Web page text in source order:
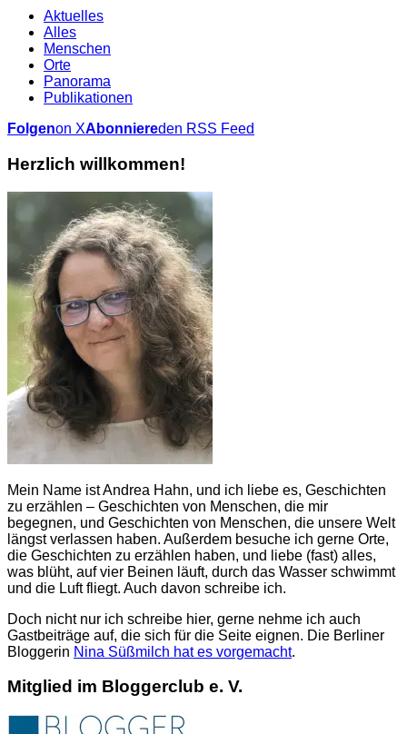
Aktuelles
Alles
Menschen
Orte
Panorama
Publikationen
Folgenon XAbonniereden RSS Feed
Herzlich willkommen!
Mein Name ist Andrea Hahn, und ich liebe es, Geschichten
zu erzählen – Geschichten von Menschen, die mir
begegnen, und Geschichten von Menschen, die unsere Welt
längst verlassen haben. Außerdem besuche ich gerne Orte,
die Geschichten zu erzählen haben, und liebe (fast) alles,
was blüht, auf vier Beinen läuft, durch das Wasser schwimmt
und die Luft fliegt. Auch davon schreibe ich.
Doch nicht nur ich schreibe hier, gerne nehme ich auch
Gastbeiträge auf, die sich für die Seite eignen. Die Berliner
Bloggerin Nina Süßmilch hat es vorgemacht.
Mitglied im Bloggerclub e. V.